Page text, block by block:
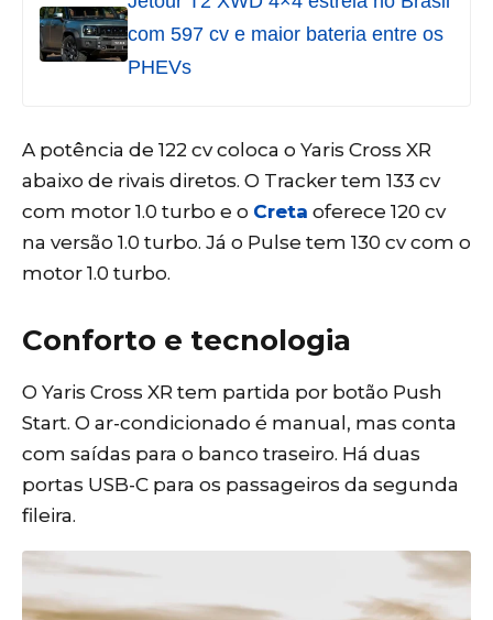
com 597 cv e maior bateria entre os
PHEVs
A potência de 122 cv coloca o Yaris Cross XR
abaixo de rivais diretos. O Tracker tem 133 cv
com motor 1.0 turbo e o Creta oferece 120 cv
na versão 1.0 turbo. Já o Pulse tem 130 cv com o
motor 1.0 turbo.
Conforto e tecnologia
O Yaris Cross XR tem partida por botão Push
Start. O ar-condicionado é manual, mas conta
com saídas para o banco traseiro. Há duas
portas USB-C para os passageiros da segunda
fileira.